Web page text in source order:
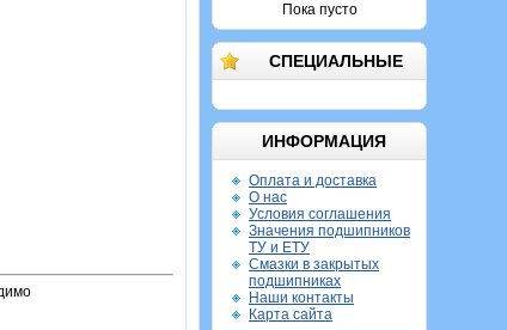
Пока пусто
СПЕЦИАЛЬНЫЕ
ИНФОРМАЦИЯ
Оплата и доставка
О нас
Условия соглашения
Значения подшипников
ТУ и ЕТУ
Смазки в закрытых
подшипниках
Наши контакты
Карта сайта